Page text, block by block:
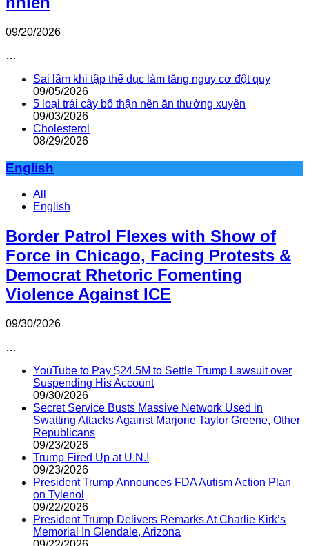
09/20/2026
…
Sai lầm khi tập thể dục làm tăng nguy cơ đột quỵ
09/05/2026
5 loại trái cây bổ thận nên ăn thường xuyên
09/03/2026
Cholesterol
08/29/2026
English
All
English
Border Patrol Flexes with Show of
Force in Chicago, Facing Protests &
Democrat Rhetoric Fomenting
Violence Against ICE
09/30/2026
…
YouTube to Pay $24.5M to Settle Trump Lawsuit over
Suspending His Account
09/30/2026
Secret Service Busts Massive Network Used in
Swatting Attacks Against Marjorie Taylor Greene, Other
Republicans
09/23/2026
Trump Fired Up at U.N.!
09/23/2026
President Trump Announces FDA Autism Action Plan
on Tylenol
09/22/2026
President Trump Delivers Remarks At Charlie Kirk’s
Memorial In Glendale, Arizona